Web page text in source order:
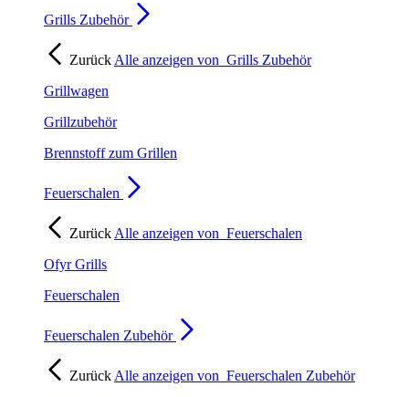
Grills Zubehör
Zurück Alle anzeigen von Grills Zubehör
Grillwagen
Grillzubehör
Brennstoff zum Grillen
Feuerschalen
Zurück Alle anzeigen von Feuerschalen
Ofyr Grills
Feuerschalen
Feuerschalen Zubehör
Zurück Alle anzeigen von Feuerschalen Zubehör